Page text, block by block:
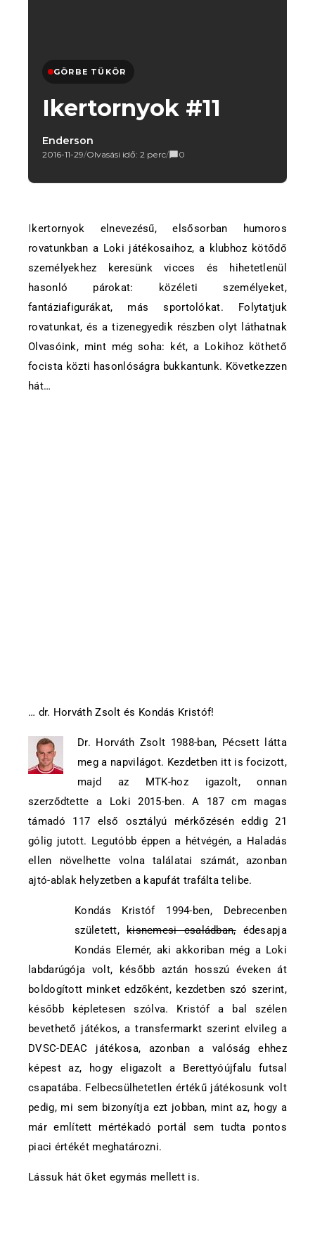
GÖRBE TÜKÖR
Ikertornyok #11
Enderson
2016-11-29/Olvasási idő: 2 perc/ 0
Ikertornyok elnevezésű, elsősorban humoros
rovatunkban a Loki játékosaihoz, a klubhoz kötődő
személyekhez keresünk vicces és hihetetlenül
hasonló párokat: közéleti személyeket,
fantáziafigurákat, más sportolókat. Folytatjuk
rovatunkat, és a tizenegyedik részben olyt láthatnak
Olvasóink, mint még soha: két, a Lokihoz köthető
focista közti hasonlóságra bukkantunk. Következzen
hát…
… dr. Horváth Zsolt és Kondás Kristóf!
Dr. Horváth Zsolt 1988-ban, Pécsett látta
meg a napvilágot. Kezdetben itt is focizott,
majd az MTK-hoz igazolt, onnan
szerződtette a Loki 2015-ben. A 187 cm magas
támadó 117 első osztályú mérkőzésén eddig 21
gólig jutott. Legutóbb éppen a hétvégén, a Haladás
ellen növelhette volna találatai számát, azonban
ajtó-ablak helyzetben a kapufát trafálta telibe.
Kondás Kristóf 1994-ben, Debrecenben
született, kisnemesi családban,édesapja
Kondás Elemér, aki akkoriban még a Loki
labdarúgója volt, később aztán hosszú éveken át
boldogított minket edzőként, kezdetben szó szerint,
később képletesen szólva. Kristóf a bal szélen
bevethető játékos, a transfermarkt szerint elvileg a
DVSC-DEAC játékosa, azonban a valóság ehhez
képest az, hogy eligazolt a Berettyóújfalu futsal
csapatába. Felbecsülhetetlen értékű játékosunk volt
pedig, mi sem bizonyítja ezt jobban, mint az, hogy a
már említett mértékadó portál sem tudta pontos
piaci értékét meghatározni.
Lássuk hát őket egymás mellett is.